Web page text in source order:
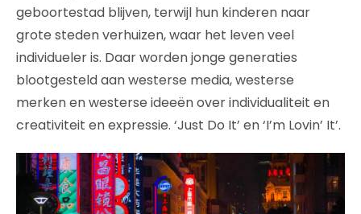
geboortestad blijven, terwijl hun kinderen naar
grote steden verhuizen, waar het leven veel
individueler is. Daar worden jonge generaties
blootgesteld aan westerse media, westerse
merken en westerse ideeën over individualiteit en
creativiteit en expressie. ‘Just Do It’ en ‘I’m Lovin’ It’.